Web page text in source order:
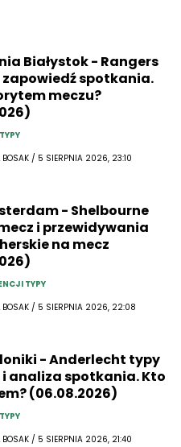
Białystok - Rangers
zapowiedź spotkania.
meczu?
BOSAK / 5 SIERPNIA 2026, 23:10
- Shelbourne
i przewidywania
na mecz
TYPY
BOSAK / 5 SIERPNIA 2026, 22:08
- Anderlecht typy
i analiza spotkania. Kto
(06.08.2026)
BOSAK / 5 SIERPNIA 2026, 21:40